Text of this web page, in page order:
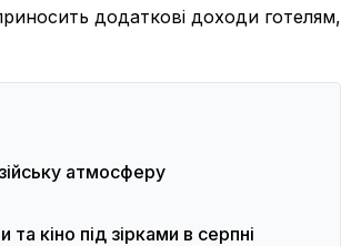
додаткові доходи готелям,
атмосферу
кіно під зірками в серпні